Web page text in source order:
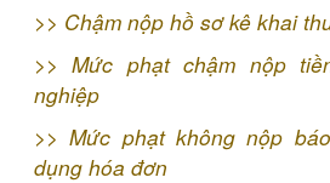
>> Chậm nộp hồ sơ kê khai
>> Mức phạt chậm nộp
nghiệp
>> Mức phạt không nộp
dụng hóa đơn